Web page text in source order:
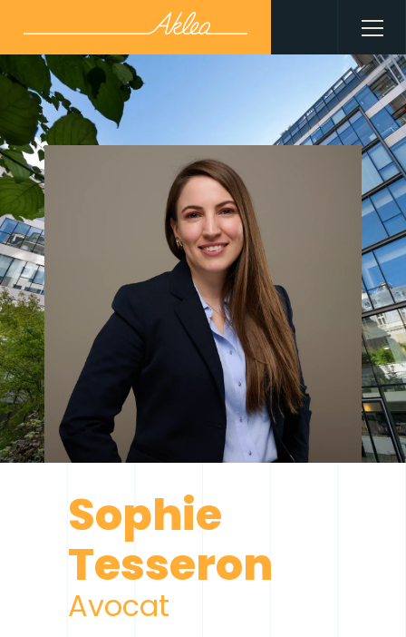
Sophie
Tesseron
Avocat